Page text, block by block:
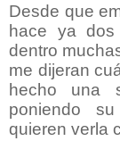
Desde que
hace ya
dentro
me dijeran
hecho una
poniendo
quieren verla